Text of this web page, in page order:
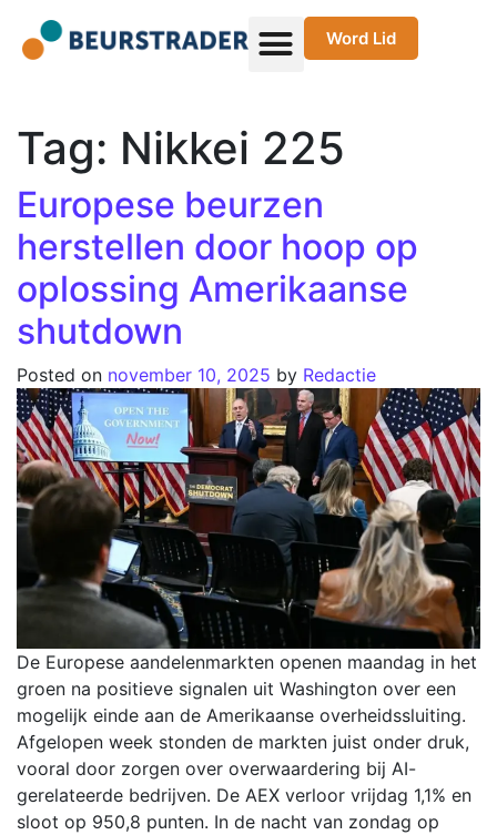
Word Lid
Tag: Nikkei 225
Europese beurzen
herstellen door hoop op
oplossing Amerikaanse
shutdown
Posted on november 10, 2025 by Redactie
De Europese aandelenmarkten openen maandag in het
groen na positieve signalen uit Washington over een
mogelijk einde aan de Amerikaanse overheidssluiting.
Afgelopen week stonden de markten juist onder druk,
vooral door zorgen over overwaardering bij AI-
gerelateerde bedrijven. De AEX verloor vrijdag 1,1% en
sloot op 950,8 punten. In de nacht van zondag op